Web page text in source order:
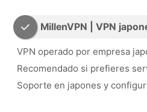
MillenVPN | VPN
VPN operado por empresa
Recomendado si prefieres
Soporte en japones y